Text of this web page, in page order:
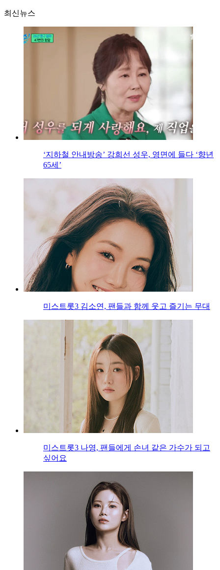
최신뉴스
‘지하철 안내방송’ 강희선 성우, 영면에 들다 ‘향년
65세’
미스트롯3 김소연, 팬들과 함께 웃고 즐기는 무대
미스트롯3 나영, 팬들에게 손녀 같은 가수가 되고
싶어요